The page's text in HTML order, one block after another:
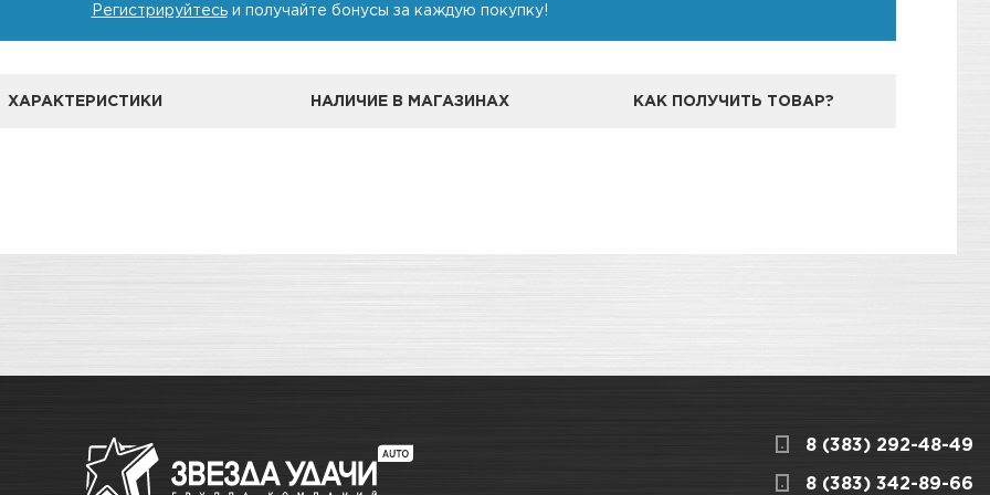
Регистрируйтесьи получайте бонусы за каждую покупку!
ХАРАКТЕРИСТИКИ НАЛИЧИЕ В МАГАЗИНАХ КАК ПОЛУЧИТЬ ТОВАР?
воздействию высоких температу
чем в розничном.
наличии Новосибирск, Богдана Хмельницкого, 1/1 КАРТА ПРОЕЗДА И КОНТАКТЫ
8 (383) 292-48-49
8 (383) 342-89-66